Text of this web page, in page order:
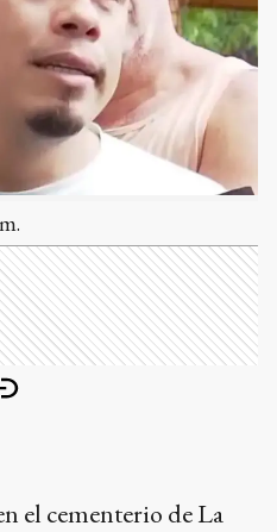
el cementerio de La